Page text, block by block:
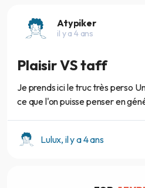
Atypiker
il y a 4 ans
Plaisir VS taff
Je prends ici le truc très perso
ce que l'on puisse penser en
Lulux, il y a 4 ans